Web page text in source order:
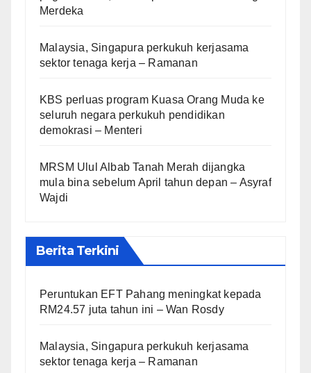
Merdeka
Malaysia, Singapura perkukuh kerjasama
sektor tenaga kerja – Ramanan
KBS perluas program Kuasa Orang Muda ke
seluruh negara perkukuh pendidikan
demokrasi – Menteri
MRSM Ulul Albab Tanah Merah dijangka
mula bina sebelum April tahun depan – Asyraf
Wajdi
Berita Terkini
Peruntukan EFT Pahang meningkat kepada
RM24.57 juta tahun ini – Wan Rosdy
Malaysia, Singapura perkukuh kerjasama
sektor tenaga kerja – Ramanan